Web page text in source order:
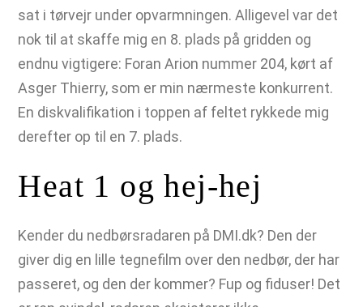
sat i tørvejr under opvarmningen. Alligevel var det
nok til at skaffe mig en 8. plads på gridden og
endnu vigtigere: Foran Arion nummer 204, kørt af
Asger Thierry, som er min nærmeste konkurrent.
En diskvalifikation i toppen af feltet rykkede mig
derefter op til en 7. plads.
Heat 1 og hej-hej
Kender du nedbørsradaren på DMI.dk? Den der
giver dig en lille tegnefilm over den nedbør, der har
passeret, og den der kommer? Fup og fiduser! Det